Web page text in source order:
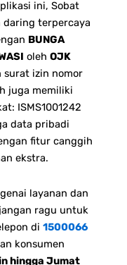
ini, Sobat
daring terpercaya
BUNGA
oleh OJK
surat izin nomor
juga memiliki
ISMS1001242
data pribadi
fitur canggih
ekstra.
layanan dan
ragu untuk
di 1500066
konsumen
hingga Jumat